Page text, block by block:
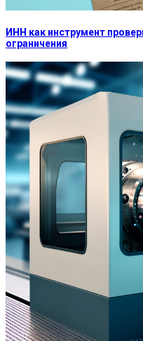
ИНН как инструмент
ограничения